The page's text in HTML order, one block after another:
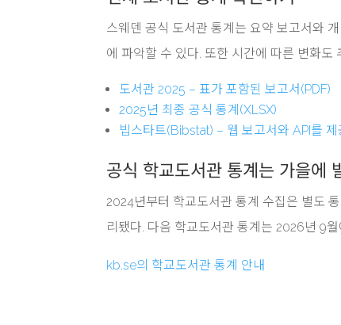
스웨덴 공식 도서관 통계는 요약 보고서와
에 파악할 수 있다. 또한 시간에 따른 변화도
도서관 2025 – 표가 포함된 보고서(PDF)
2025년 최종 공식 통계(XLSX)
빕스타트(Bibstat) – 웹 보고서와 API를
공식 학교도서관 통계는 가을에
2024년부터 학교도서관 통계 수집은 별도
리됐다. 다음 학교도서관 통계는 2026년 9
kb.se의 학교도서관 통계 안내